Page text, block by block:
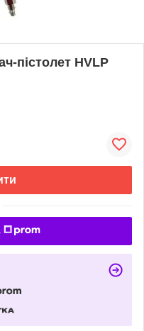
пістолет HVLP